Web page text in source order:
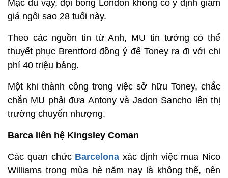
Mặc dù vậy, đội bóng London không có ý định giảm
giá ngôi sao 28 tuổi này.
Theo các nguồn tin từ Anh, MU tin tưởng có thể
thuyết phục Brentford đồng ý để Toney ra đi với chi
phí 40 triệu bảng.
Một khi thành công trong việc sở hữu Toney, chắc
chắn MU phải đưa Antony và Jadon Sancho lên thị
trường chuyển nhượng.
Barca liên hệ Kingsley Coman
Các quan chức Barcelona xác định việc mua Nico
Williams trong mùa hè năm nay là không thể, nên